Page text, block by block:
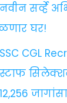
नवीन सर्व्हे
घर!
SSC CGL
स्टाफ
12,256